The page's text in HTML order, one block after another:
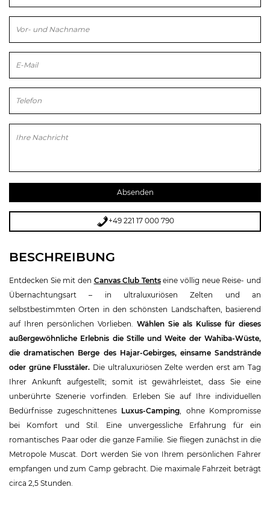
+49 221 17 000 790
BESCHREIBUNG
Entdecken Sie mit den Canvas Club Tentseine völlig neue Reise- und
Übernachtungsart – in ultraluxuriösen Zelten und an
selbstbestimmten Orten in den schönsten Landschaften, basierend
auf Ihren persönlichen Vorlieben. Wählen Sie als Kulisse für dieses
außergewöhnliche Erlebnis die Stille und Weite der Wahiba-Wüste,
die dramatischen Berge des Hajar-Gebirges, einsame Sandstrände
oder grüne Flusstäler. Die ultraluxuriösen Zelte werden erst am Tag
Ihrer Ankunft aufgestellt; somit ist gewährleistet, dass Sie eine
unberührte Szenerie vorfinden. Erleben Sie auf Ihre individuellen
Bedürfnisse zugeschnittenes Luxus-Camping , ohne Kompromisse
bei Komfort und Stil. Eine unvergessliche Erfahrung für ein
romantisches Paar oder die ganze Familie. Sie fliegen zunächst in die
Metropole Muscat. Dort werden Sie von Ihrem persönlichen Fahrer
empfangen und zum Camp gebracht. Die maximale Fahrzeit beträgt
circa 2,5 Stunden.